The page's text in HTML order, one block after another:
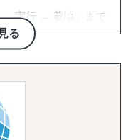
る
→ 実行 → 着地」まで
→イチの意思決定か
ティング課題まで主
点で一貫してサポー